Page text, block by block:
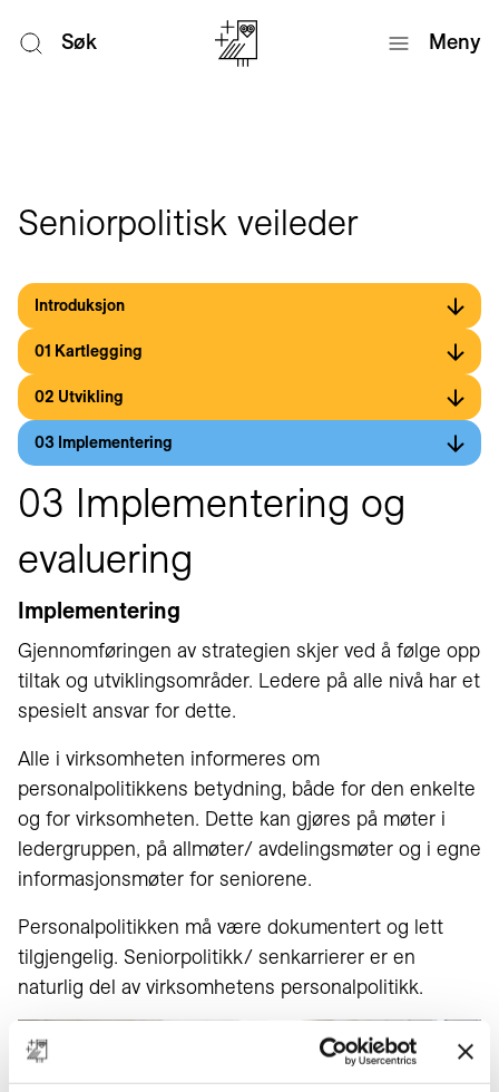
Søk Meny
Seniorpolitisk veileder
Introduksjon
01 Kartlegging
02 Utvikling
03 Implementering
03 Implementering og
evaluering
Implementering
Gjennomføringen av strategien skjer ved å følge opp
tiltak og utviklingsområder. Ledere på alle nivå har et
spesielt ansvar for dette.
Alle i virksomheten informeres om
personalpolitikkens betydning, både for den enkelte
og for virksomheten. Dette kan gjøres på møter i
ledergruppen, på allmøter/ avdelingsmøter og i egne
informasjonsmøter for seniorene.
Personalpolitikken må være dokumentert og lett
tilgjengelig. Seniorpolitikk/ senkarrierer er en
naturlig del av virksomhetens personalpolitikk.